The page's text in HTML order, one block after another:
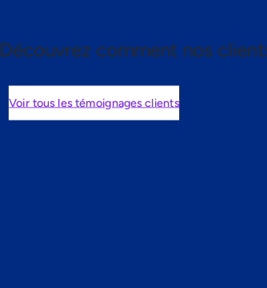
Découvrez comment nos
Voir tous les témoignages clients